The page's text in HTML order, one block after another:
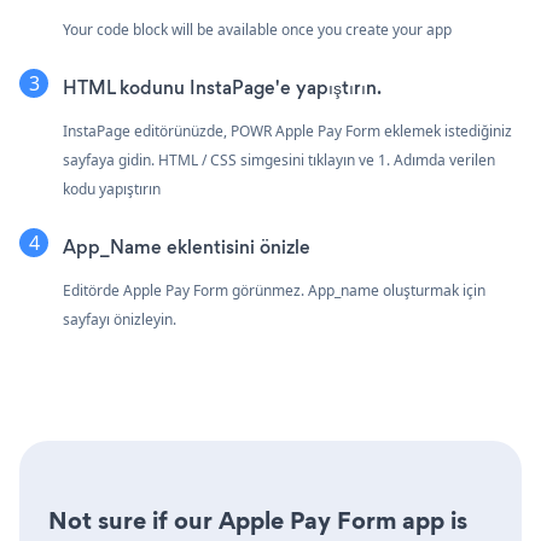
Your code block will be available once you create your app
HTML kodunu InstaPage'e yapıştırın.
InstaPage editörünüzde, POWR Apple Pay Form eklemek istediğiniz
sayfaya gidin. HTML / CSS simgesini tıklayın ve 1. Adımda verilen
kodu yapıştırın
App_Name eklentisini önizle
Editörde Apple Pay Form görünmez. App_name oluşturmak için
sayfayı önizleyin.
Not sure if our Apple Pay Form app is